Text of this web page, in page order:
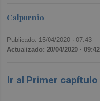
Calpurnio
Publicado: 15/04/2020 ·07:43
Actualizado: 20/04/2020 · 09:42
Ir al Primer capítulo